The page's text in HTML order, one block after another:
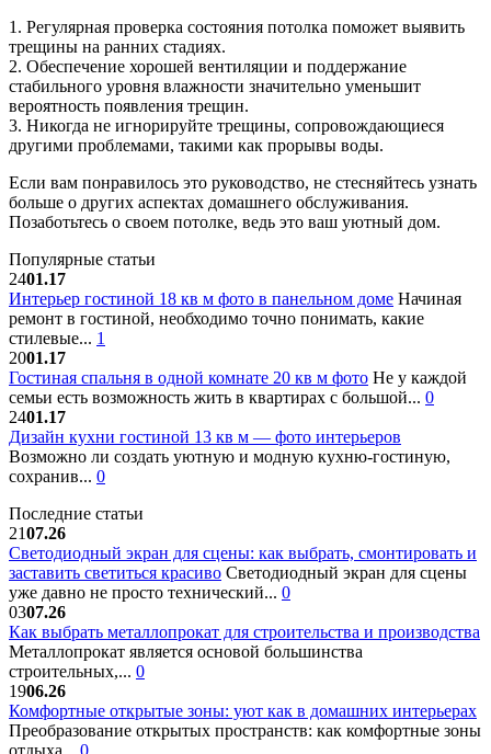
1. Регулярная проверка состояния потолка поможет выявить
трещины на ранних стадиях.
2. Обеспечение хорошей вентиляции и поддержание
стабильного уровня влажности значительно уменьшит
вероятность появления трещин.
3. Никогда не игнорируйте трещины, сопровождающиеся
другими проблемами, такими как прорывы воды.
Если вам понравилось это руководство, не стесняйтесь узнать
больше о других аспектах домашнего обслуживания.
Позаботьтесь о своем потолке, ведь это ваш уютный дом.
Популярные статьи
2401.17
Интерьер гостиной 18 кв м фото в панельном доме Начиная
ремонт в гостиной, необходимо точно понимать, какие
стилевые... 1
2001.17
Гостиная спальня в одной комнате 20 кв м фото Не у каждой
семьи есть возможность жить в квартирах с большой... 0
2401.17
Дизайн кухни гостиной 13 кв м — фото интерьеров
Возможно ли создать уютную и модную кухню-гостиную,
сохранив... 0
Последние статьи
2107.26
Светодиодный экран для сцены: как выбрать, смонтировать и
заставить светиться красиво Светодиодный экран для сцены
уже давно не просто технический... 0
0307.26
Как выбрать металлопрокат для строительства и производства
Металлопрокат является основой большинства
строительных,... 0
1906.26
Комфортные открытые зоны: уют как в домашних интерьерах
Преобразование открытых пространств: как комфортные зоны
отдыха... 0